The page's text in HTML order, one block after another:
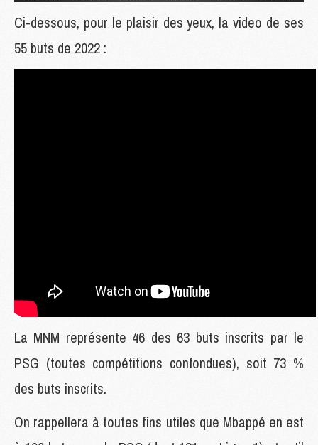
Ci-dessous, pour le plaisir des yeux, la video de ses
55 buts de 2022 :
La MNM représente 46 des 63 buts inscrits par le
PSG (toutes compétitions confondues), soit 73 %
des buts inscrits.
On rappellera à toutes fins utiles que Mbappé en est